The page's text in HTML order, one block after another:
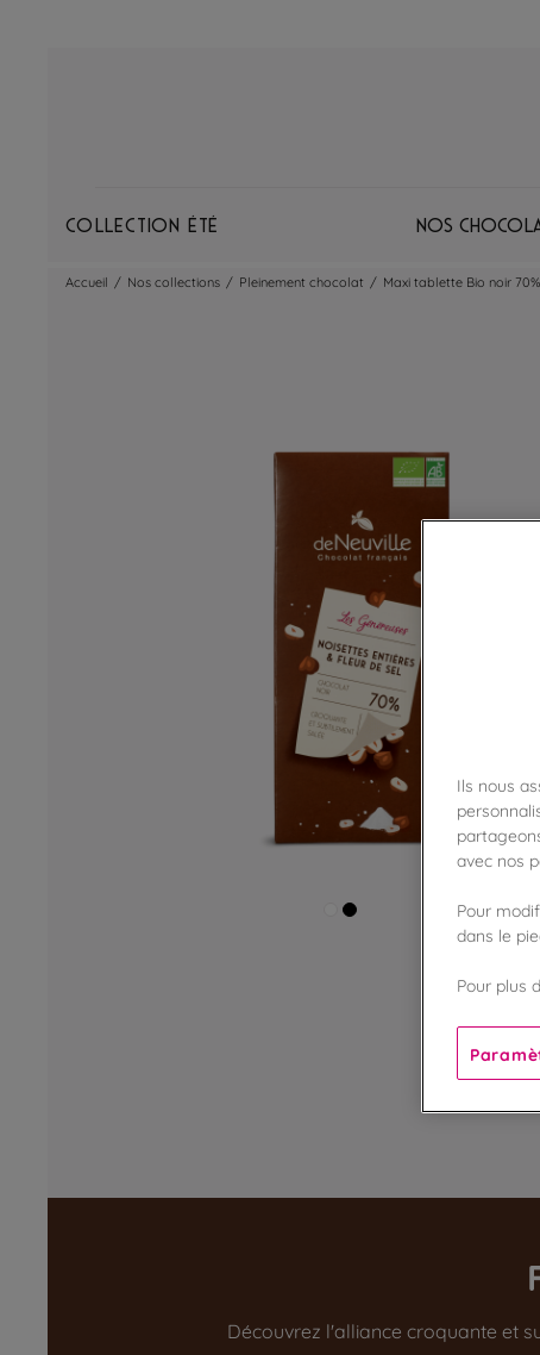
Collection Été Nos
Accueil / Nos collections / Pleinement chocolat / Maxi tablette Bio noir
Découvrez l'alliance croquante et
Ils nous
avec nos
Pour
dans le
Pour plus